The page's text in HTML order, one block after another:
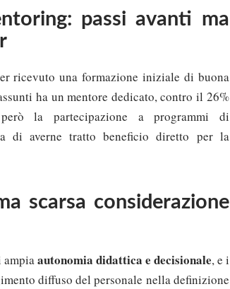
passi avanti ma
ricevuto una formazione iniziale di buona
ha un mentore dedicato, contro il 26%
la partecipazione a programmi di
di averne tratto beneficio diretto per la
scarsa considerazione
autonomia didattica e decisionale, e i
diffuso del personale nella definizione